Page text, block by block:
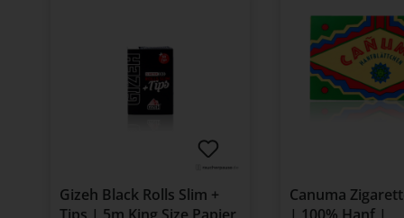
Gizeh Black Rolls Slim +
Canuma